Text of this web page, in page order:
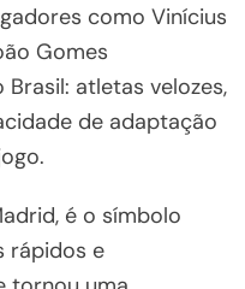
como Vinícius
Gomes
atletas velozes,
de adaptação
é o símbolo
rápidos e